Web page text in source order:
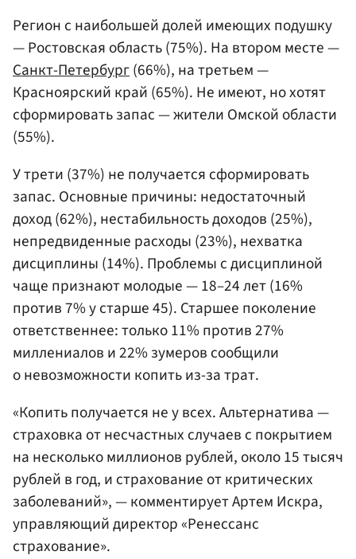
Регион с наибольшей долей имеющих подушку
— Ростовская область (75%). На втором месте —
Санкт-Петербург(66%), на третьем —
Красноярский край (65%). Не имеют, но хотят
сформировать запас — жители Омской области
(55%).
У трети (37%) не получается сформировать
запас. Основные причины: недостаточный
доход (62%), нестабильность доходов (25%),
непредвиденные расходы (23%), нехватка
дисциплины (14%). Проблемы с дисциплиной
чаще признают молодые — 18–24 лет (16%
против 7% у старше 45). Старшее поколение
ответственнее: только 11% против 27%
миллениалов и 22% зумеров сообщили
о невозможности копить из-за трат.
«Копить получается не у всех. Альтернатива —
страховка от несчастных случаев с покрытием
на несколько миллионов рублей, около 15 тысяч
рублей в год, и страхование от критических
заболеваний», — комментирует Артем Искра,
управляющий директор «Ренессанс
страхование».